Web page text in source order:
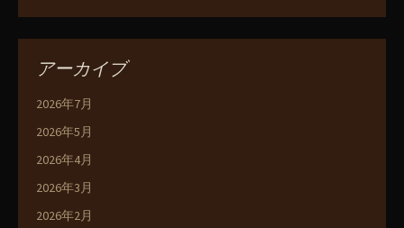
アーカイブ
2026年7月
2026年5月
2026年4月
2026年3月
2026年2月